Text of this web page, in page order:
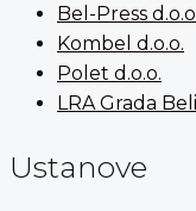
Bel-Press
Kombel d.o.o.
Polet d.o.o.
LRA Grada
Ustanove